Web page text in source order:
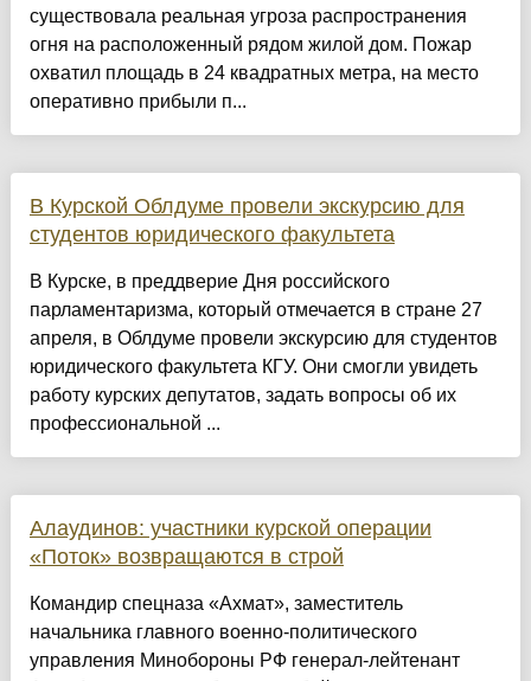
существовала реальная угроза распространения
огня на расположенный рядом жилой дом. Пожар
охватил площадь в 24 квадратных метра, на место
оперативно прибыли п...
В Курской Облдуме провели экскурсию для
студентов юридического факультета
В Курске, в преддверие Дня российского
парламентаризма, который отмечается в стране 27
апреля, в Облдуме провели экскурсию для студентов
юридического факультета КГУ. Они смогли увидеть
работу курских депутатов, задать вопросы об их
профессиональной ...
Алаудинов: участники курской операции
«Поток» возвращаются в строй
Командир спецназа «Ахмат», заместитель
начальника главного военно-политического
управления Минобороны РФ генерал-лейтенант